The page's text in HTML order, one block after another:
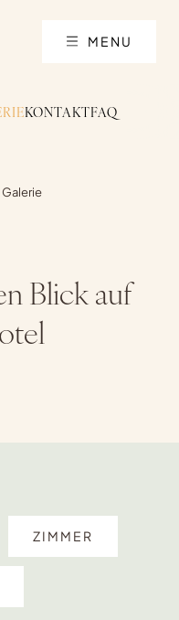
MENU
KONTAKTFAQ
Galerie
Blick auf
ZIMMER